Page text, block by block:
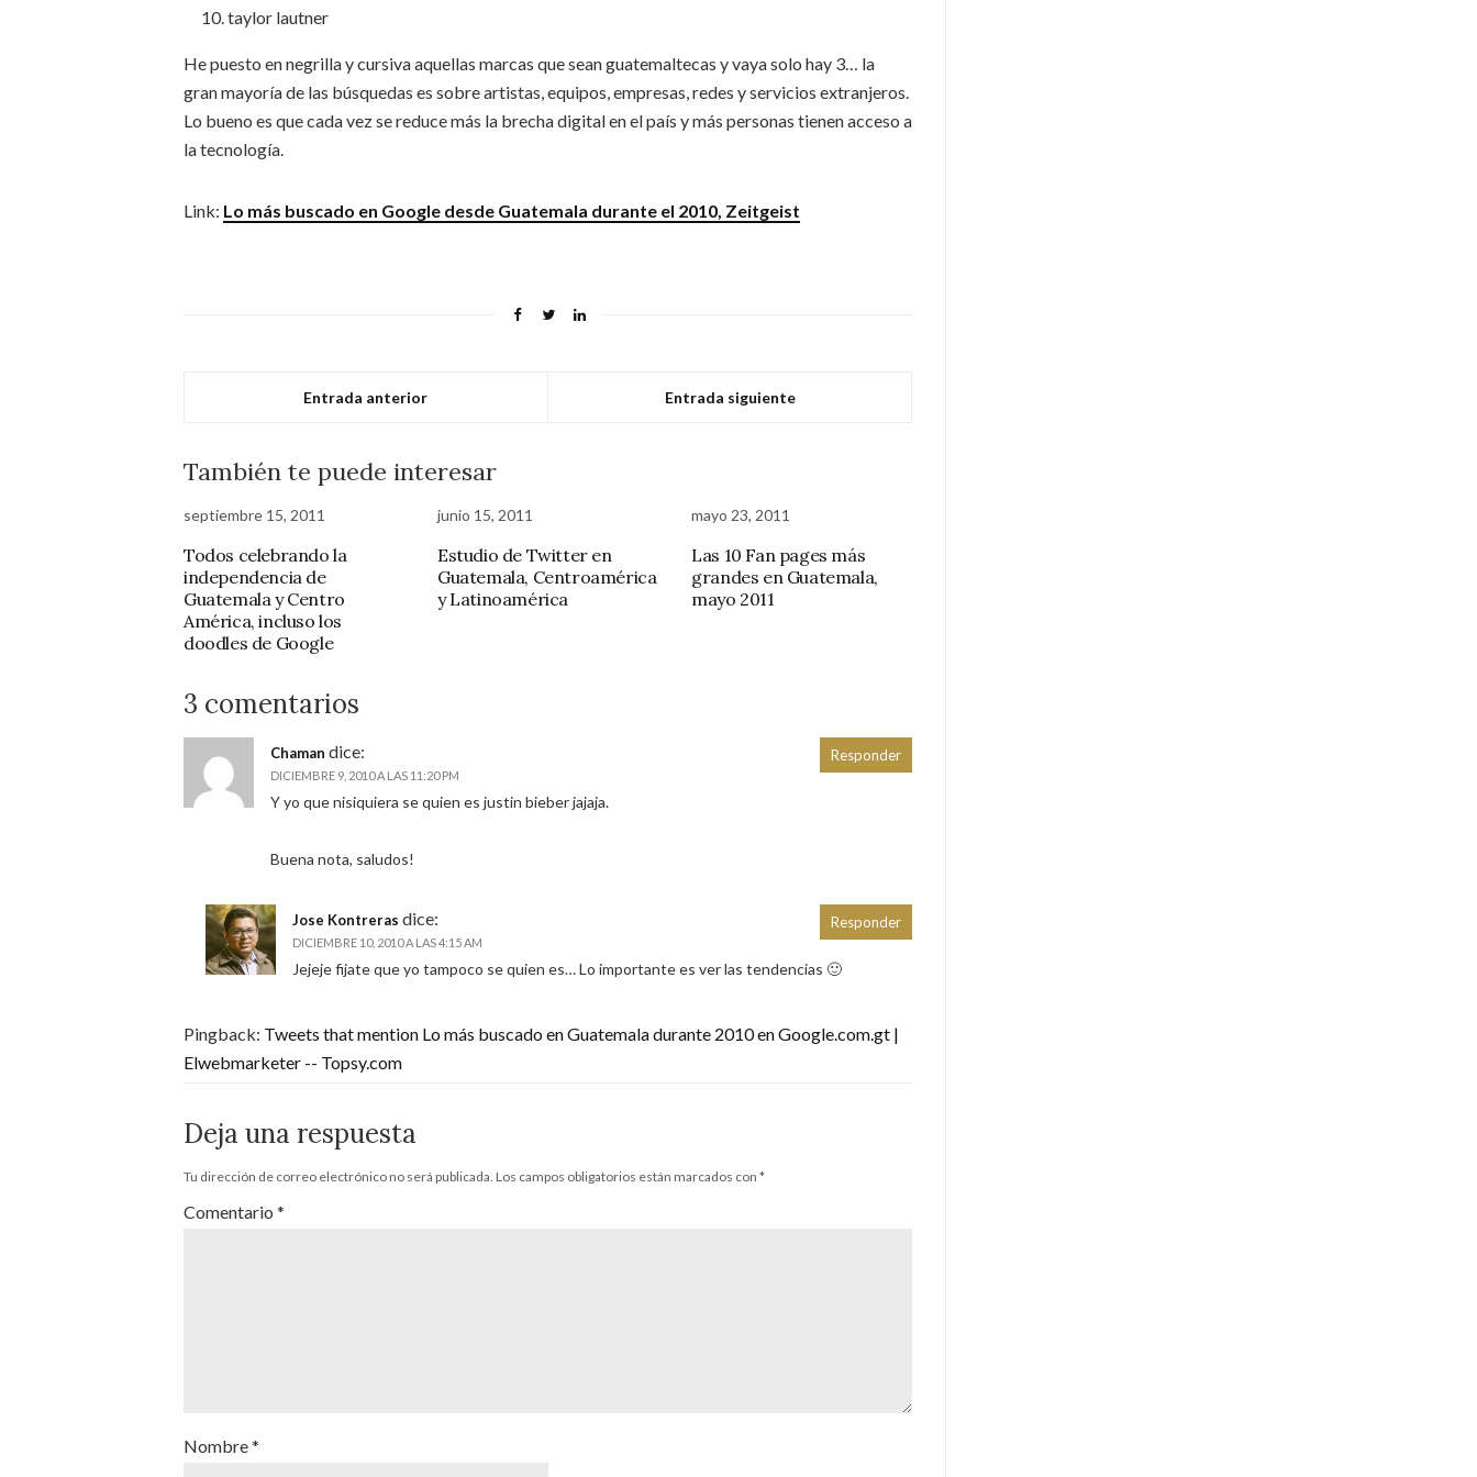
taylor lautner
He puesto en negrilla y cursiva aquellas marcas que sean guatemaltecas y vaya solo hay 3… la
gran mayoría de las búsquedas es sobre artistas, equipos, empresas, redes y servicios extranjeros.
Lo bueno es que cada vez se reduce más la brecha digital en el país y más personas tienen acceso a
la tecnología.
Link: Lo más buscado en Google desde Guatemala durante el 2010, Zeitgeist
Entrada anterior Entrada siguiente
También te puede interesar
septiembre 15, 2011
Todos celebrando la
independencia de
Guatemala y Centro
América, incluso los
doodles de Google
junio 15, 2011
Estudio de Twitter en
Guatemala, Centroamérica
y Latinoamérica
mayo 23, 2011
Las 10 Fan pages más
grandes en Guatemala,
mayo 2011
3 comentarios
Chaman dice:
DICIEMBRE 9, 2010 A LAS 11:20 PM
Y yo que nisiquiera se quien es justin bieber jajaja.
Buena nota, saludos!
Responder
Jose Kontreras dice:
DICIEMBRE 10, 2010 A LAS 4:15 AM
Jejeje fijate que yo tampoco se quien es… Lo importante es ver las tendencias 🙂
Responder
Pingback: Tweets that mention Lo más buscado en Guatemala durante 2010 en Google.com.gt |
Elwebmarketer -- Topsy.com
Deja una respuesta
Tu dirección de correo electrónico no será publicada. Los campos obligatorios están marcados con *
Comentario *
Nombre*